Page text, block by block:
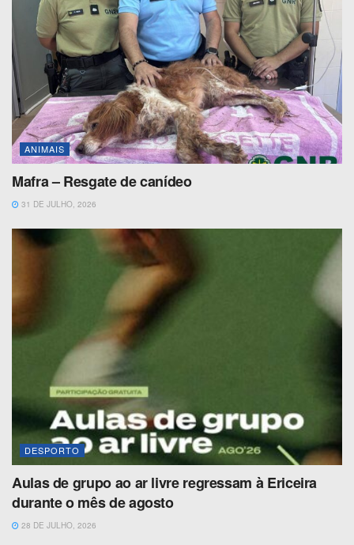
ANIMAIS
Mafra – Resgate de canídeo
31 DE JULHO, 2026
DESPORTO
Aulas de grupo ao ar livre regressam à Ericeira
durante o mês de agosto
28 DE JULHO, 2026